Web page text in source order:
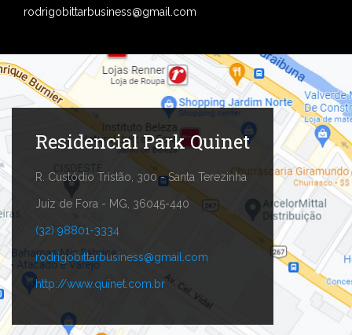
rodrigobittarbusiness@gmail.com
Residencial Park Quinet
R. Custódio Tristão, 300 - Santa Terezinha
Juiz de Fora - MG, 36045-440
(32) 98801-3334
rodrigobittarbusiness@gmail.com
http://www.quinet.com.br